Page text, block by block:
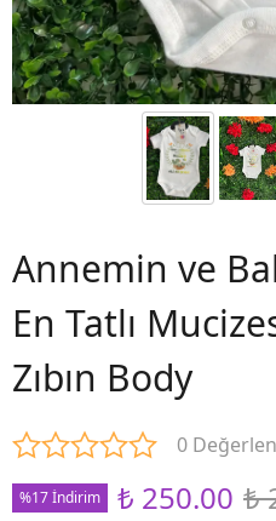
Annemin ve
En Tatlı
Zıbın Body
0
%17 İndirim ₺ 250.00 ₺